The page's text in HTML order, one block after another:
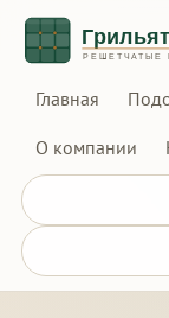
Главная
О компании